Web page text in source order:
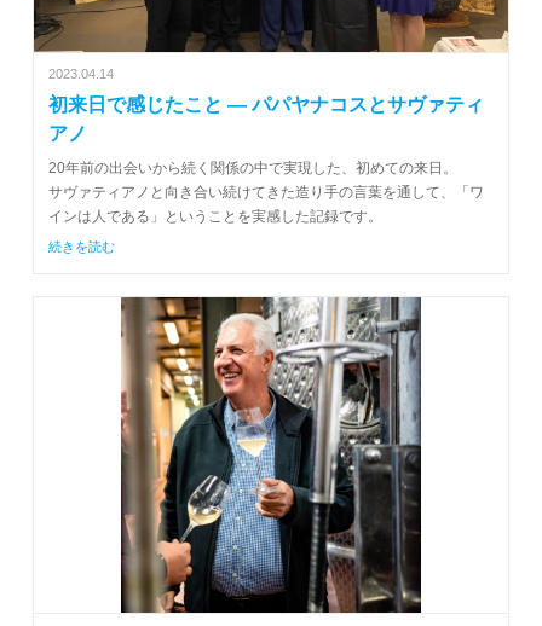
2023.04.14
初来日で感じたこと ― パパヤナコスとサヴァティ
アノ
20年前の出会いから続く関係の中で実現した、初めての来日。
サヴァティアノと向き合い続けてきた造り手の言葉を通して、「ワ
インは人である」ということを実感した記録です。
続きを読む